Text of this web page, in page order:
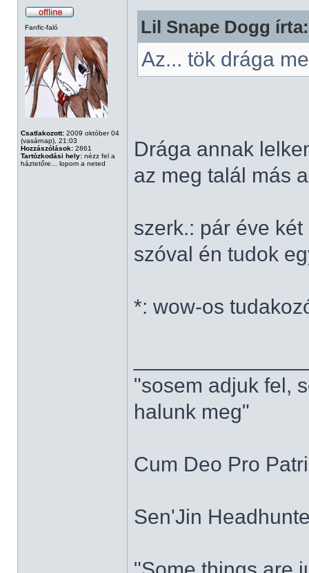
Fanfic-faló
Csatlakozott: 2009 október 04
(vasárnap), 21:03
Hozzászólások: 2861
Tartózkodási hely: nézz fel a
háztetőre... lopom a neted
Lil Snape Dogg írta:
Az... tök drága
Drága annak
az meg talál más
szerk.: pár éve
szóval én tudok
*: wow-os
"sosem adjuk fel,
halunk meg"
Cum Deo Pro
Sen'Jin